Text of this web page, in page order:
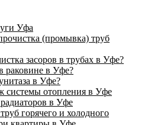
Уфа
(промывка) труб
засоров в трубах в Уфе?
раковине в Уфе?
в Уфе?
системы отопления в Уфе
в Уфе
горячего и холодного